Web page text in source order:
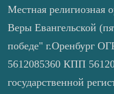
Местная религиозная
Веры Евангельской
победе" г.Оренбург
5612085360 КПП
государственной